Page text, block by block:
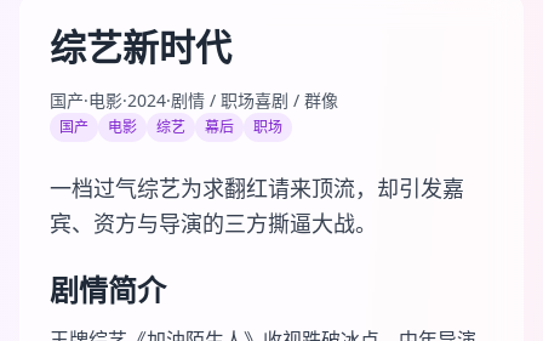
综艺新时代
国产·电影·2024·剧情 / 职场喜剧 / 群像
国产 电影 综艺 幕后 职场
一档过气综艺为求翻红请来顶流，却引发嘉
宾、资方与导演的三方撕逼大战。
剧情简介